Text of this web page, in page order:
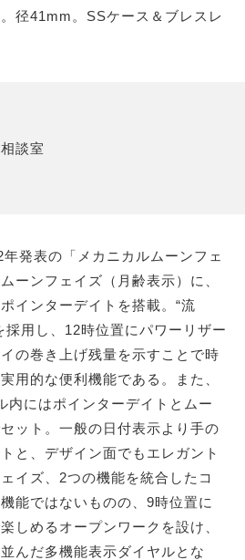
径41mm。SSケース＆ブレスレ
談室
発表の「メカニカルムーンフェ
ーンフェイズ（月齢表示）に、
インターデイトを搭載。“流
採用し、12時位置にパワーリザー
の巻き上げ残量を示すことで時
用的な便利機能である。また、
内にはポインターデイトとムー
ット。一般の日付表示より手の
と、デザイン面でもエレガント
イズ、2つの機能を統合したコ
能ではないものの、9時位置に
しめるオープンワークを設け、
んだ多機能表示ダイヤルとな